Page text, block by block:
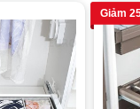
Giảm